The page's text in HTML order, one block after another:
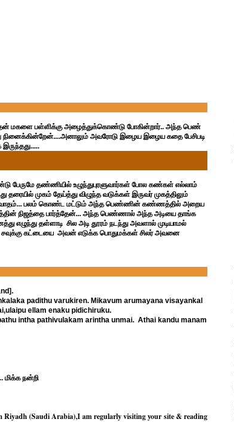
தன் மகளை பள்ளிக்கு அழைத்துக்கொண்டு போகின்றார்.. அந்த பெண்
நினைக்கின்றேன்....அனாலும் அவரோடு இழைய இழைய கதை பேசிபடி
பேருமே தண்ணியில் உழுந்துபுரளுவார்கள் போல கண்கள் எல்லாம்
முகம் தேய்த்து விழுந்த வடுக்கள் இருவர் முகத்திலும்
பலம் கொண்ட மட்டும் அந்த பெண்ணின் கண்ணத்தில் அறைய
நிஜத்தை பார்த்தேன்... அந்த பெண்ணால் அந்த அடியை தாங்க
எழுந்து தள்ளாடி சில அடி தூரம் நடந்து அவளால் முடியாமல்
சவுக்கு கட்டையை அவன் எடுக்க பொதுமக்கள் சிலர் அவனை
padithu varukiren. Mikavum arumayana visayankal
ellam enaku pidichiruku.
intha pathivulakam arintha unmai. Athai kandu manam
மிக்க நன்றி
Riyadh (Saudi Arabia),I am regularly visiting your site & reading